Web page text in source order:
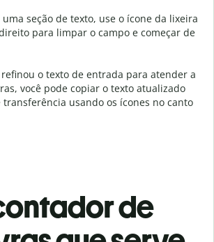
seção de texto, use o ícone da lixeira
para limpar o campo e começar de
o texto de entrada para atender a
você pode copiar o texto atualizado
transferência usando os ícones no canto
de